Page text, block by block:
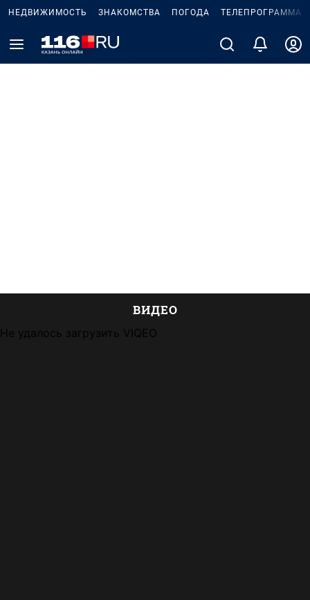
НЕДВИЖИМОСТЬ ЗНАКОМСТВА ПОГОДА ТЕЛЕПРОГРАММА
ВИДЕО
Не удалось загрузить VIQEO